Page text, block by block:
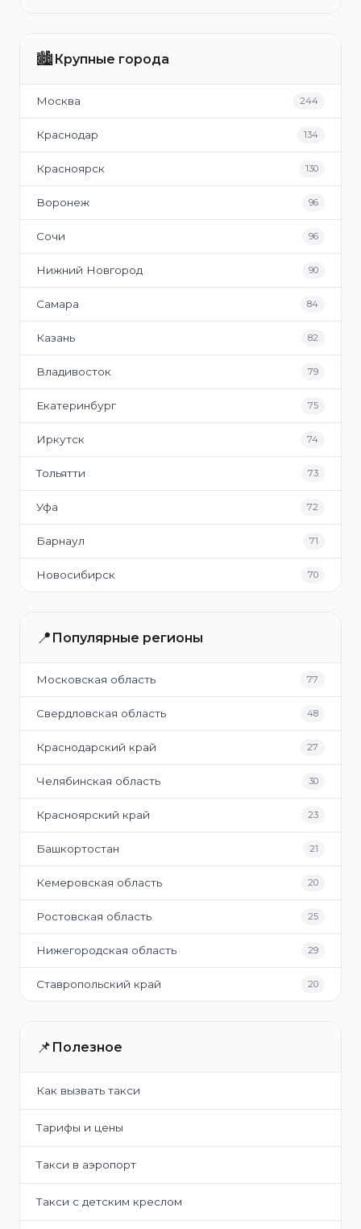
🏙️Крупные города
Москва 244
Краснодар 134
Красноярск 130
Воронеж 96
Сочи 96
Нижний Новгород 90
Самара 84
Казань 82
Владивосток 79
Екатеринбург 75
Иркутск 74
Тольятти 73
Уфа 72
Барнаул 71
Новосибирск 70
📍 Популярные регионы
Московская область 77
Свердловская область 48
Краснодарский край 27
Челябинская область 30
Красноярский край 23
Башкортостан 21
Кемеровская область 20
Ростовская область 25
Нижегородская область 29
Ставропольский край 20
📌 Полезное
Как вызвать такси
Тарифы и цены
Такси в аэропорт
Такси с детским креслом